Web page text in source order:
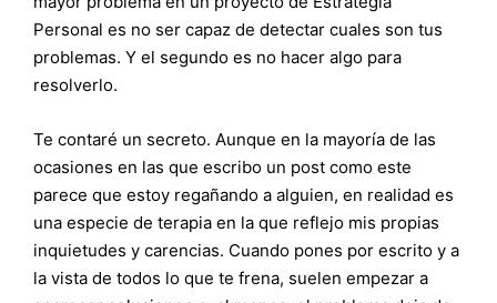
Personal es no ser capaz de detectar cuales son tus
problemas. Y el segundo es no hacer algo para
resolverlo.
Te contaré un secreto. Aunque en la mayoría de las
ocasiones en las que escribo un post como este
parece que estoy regañando a alguien, en realidad es
una especie de terapia en la que reflejo mis propias
inquietudes y carencias. Cuando pones por escrito y a
la vista de todos lo que te frena, suelen empezar a